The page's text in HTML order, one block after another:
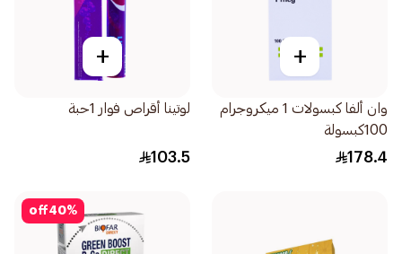
+
وان ألفا كبسولات 1 ميكروجرام
100كبسولة
178.4
+
لوتينا أقراص فوار 1حبة
103.5
40%
off